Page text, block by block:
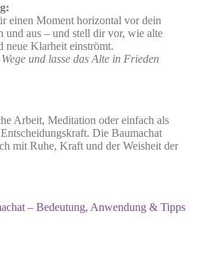
einen Moment horizontal vor dein
und aus – und stell dir vor, wie alte
neue Klarheit einströmt.
und lasse das Alte in Frieden
Arbeit, Meditation oder einfach als
Die Baumachat
mit Ruhe, Kraft und der Weisheit der
– Bedeutung, Anwendung & Tipps